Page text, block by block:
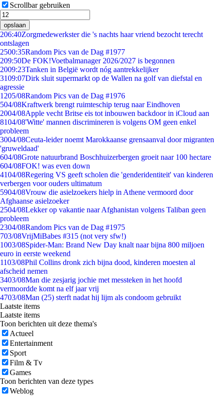
Scrollbar gebruiken
opslaan
206:40Zorgmedewerkster die 's nachts haar vriend bezocht terecht
ontslagen
2500:35Random Pics van de Dag #1977
209:50De FOK!Voetbalmanager 2026/2027 is begonnen
2009:23Tanken in België wordt nóg aantrekkelijker
3109:07Dirk sluit supermarkt op de Wallen na golf van diefstal en
agressie
1205/08Random Pics van de Dag #1976
504/08Kraftwerk brengt ruimteschip terug naar Eindhoven
2004/08Apple vecht Britse eis tot inbouwen backdoor in iCloud aan
8104/08'Witte' mannen discrimineren is volgens OM geen enkel
probleem
3004/08Ceuta-leider noemt Marokkaanse grensaanval door migranten
'gruweldaad'
604/08Grote natuurbrand Boschhuizerbergen groeit naar 100 hectare
604/08FOK! was even down
4104/08Regering VS geeft scholen die 'genderidentiteit' van kinderen
verbergen voor ouders ultimatum
5904/08Vrouw die asielzoekers hielp in Athene vermoord door
Afghaanse asielzoeker
2504/08Lekker op vakantie naar Afghanistan volgens Taliban geen
probleem
2304/08Random Pics van de Dag #1975
703/08VrijMiBabes #315 (not very sfw!)
1003/08Spider-Man: Brand New Day knalt naar bijna 800 miljoen
euro in eerste weekend
1103/08Phil Collins dronk zich bijna dood, kinderen moesten al
afscheid nemen
3403/08Man die zesjarig jochie met messteken in het hoofd
vermoordde komt na elf jaar vrij
4703/08Man (25) sterft nadat hij lijm als condoom gebruikt
Laatste items
Laatste items
Toon berichten uit deze thema's
Actueel
Entertainment
Sport
Film & Tv
Games
Toon berichten van deze types
Weblog